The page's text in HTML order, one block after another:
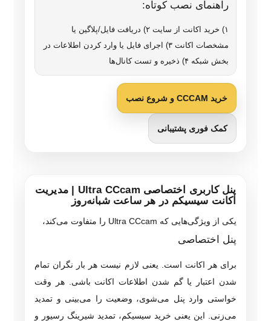
راهنمای نصب کوتاه:
۱) خرید اکانت از سایت ۲) دریافت فایل/پلاگین یا
مشخصات اکانت ۳) اجرای فایل یا وارد کردن اطلاعات در
بخش شبکه ۴) ذخیره و تست کانال‌ها
خرید CCCAM و شروع نصب
کمک فوری پشتیبانی
پنل کاربری اختصاصی Ultra CCcam | مدیریت
اکانت سیسیکم در هر ساعت شبانه‌روز
یکی از ویژگی‌هایی که Ultra CCcam را متفاوت می‌کند،
پنل اختصاصی
برای هر اکانت است. یعنی لازم نیست هر بار نگران تمام
شدن اعتبار یا گم شدن اطلاعات اکانت باشی. هر وقت
خواستی وارد پنل می‌شوی، وضعیت را می‌بینی و تمدید
می‌زنی. این یعنی خرید سیسیکم، تمدید شیرینگ رسیور و